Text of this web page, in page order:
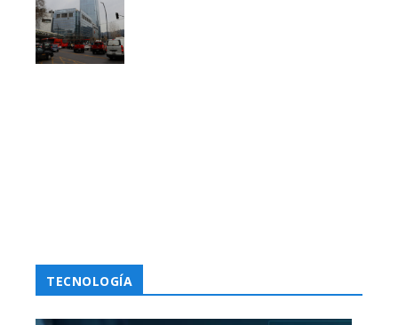
TECNOLOGÍA